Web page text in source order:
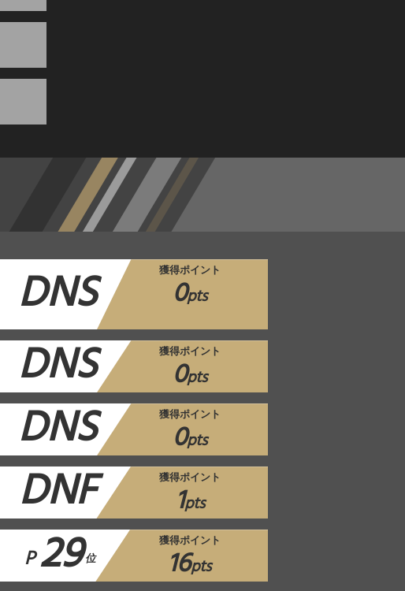
DNS 獲得ポイント
0pts
DNS 獲得ポイント
0pts
DNS 獲得ポイント
0pts
DNF 獲得ポイント
1pts
P29 位
獲得ポイント
16pts